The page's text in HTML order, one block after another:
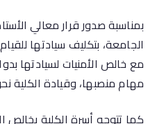
بمناسبة صدور قرار معالي
الجامعة، بتكليف سيادتها
مع خالص الأمنيات لسيادتها
مهام منصبها، وقيادة الكلية
كما تتوجه أسرة الكلية بخالص